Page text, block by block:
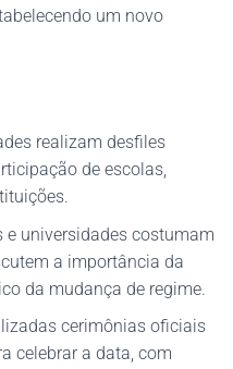
um novo
realizam desfiles
de escolas,
e universidades costumam
a importância da
da mudança de regime.
cerimônias oficiais
celebrar a data, com